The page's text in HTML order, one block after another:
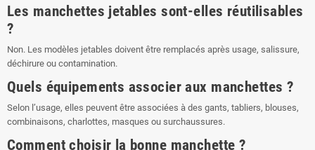
Les manchettes jetables sont-elles réutilisables
?
Non. Les modèles jetables doivent être remplacés après usage, salissure,
déchirure ou contamination.
Quels équipements associer aux manchettes ?
Selon l’usage, elles peuvent être associées à des gants, tabliers, blouses,
combinaisons, charlottes, masques ou surchaussures.
Comment choisir la bonne manchette ?